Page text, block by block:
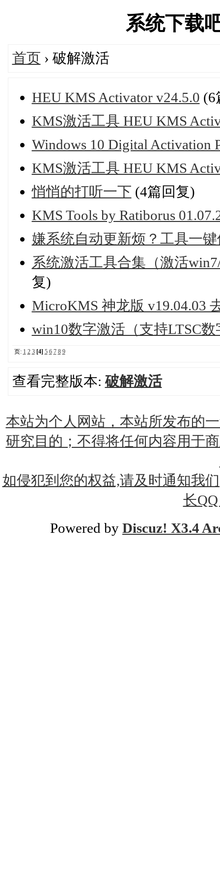
系统下载
首页 › 破解激活
HEU KMS Activator v24.5.0 (6
KMS激活工具 HEU KMS
Windows 10 Digital Activation
KMS激活工具 HEU KMS
悄悄的打听一下 (4篇回复)
KMS Tools by Ratiborus
嫌系统自动更新烦？工具一
系统激活工具合集（激活
复)
MicroKMS 神龙版 v19.04.03
win10数字激活（支持LTSC数
页: 1 2 3 [4] 5 6 7 8 9
查看完整版本:破解激活
本站为个人网站，本站所发布的
研究目的；不得将任何内容用于
如侵犯到您的权益,请及时通知我
长
Powered by Discuz! X3.4